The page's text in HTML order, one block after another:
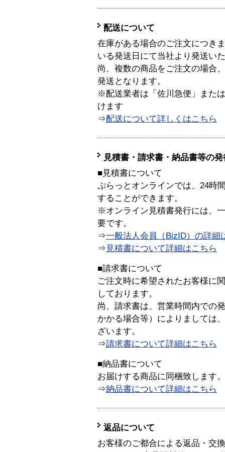
配送について
在庫がある場合のご注文につき
いる発送日にて当社より発送い
尚、複数の商品をご注文の場合
発送となります。
※配送業者は「佐川急便」また
けます
⇒配送について詳しくはこちら
見積書・請求書・納品書等の
■見積書について
ぷらっとオンラインでは、24時
することができます。
※オンライン見積書発行には、
要です。
⇒一般法人会員（BizID）の詳細
⇒ 見積書について詳細はこちら
■請求書について
ご注文時に希望されたお客様に
しております。
尚、請求書は、営業時間内での
かかる場合等）によりましては
ざいます。
⇒請求書について詳細はこちら
■納品書について
お届けする商品に同梱致します。
⇒納品書について詳細はこちら
返品について
お客様のご都合による返品・交